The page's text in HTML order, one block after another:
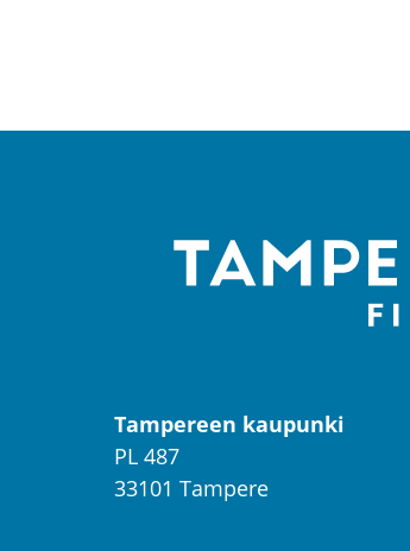
Tampereen kaupunki
PL 487
33101 Tampere